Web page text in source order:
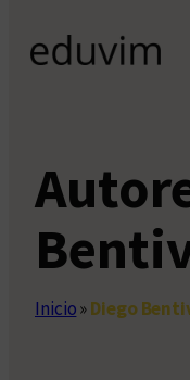
Inicio»Diego